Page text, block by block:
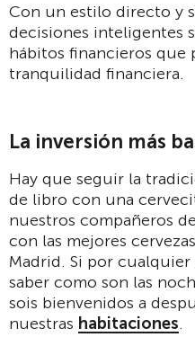
Con un estilo directo y
decisiones inteligentes
hábitos financieros que
tranquilidad financiera.
La inversión más
Hay que seguir la
de libro con una
nuestros compañeros de
con las mejores
Madrid. Si por cualquier
saber como son las
sois bienvenidos a
nuestras habitaciones.